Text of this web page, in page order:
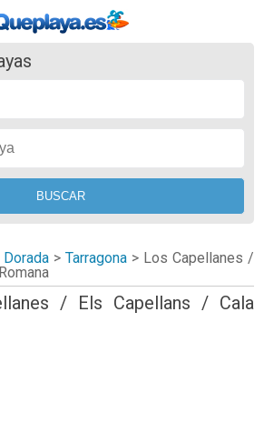
>Tarragona > Los Capellanes /
/ Els Capellans / Cala